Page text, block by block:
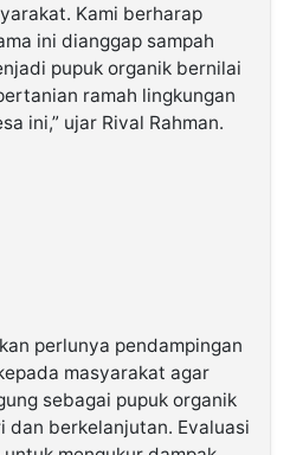
Kami berharap
ini dianggap sampah
pupuk organik bernilai
ramah lingkungan
ini,” ujar Rival Rahman.
perlunya pendampingan
masyarakat agar
sebagai pupuk organik
dan berkelanjutan. Evaluasi